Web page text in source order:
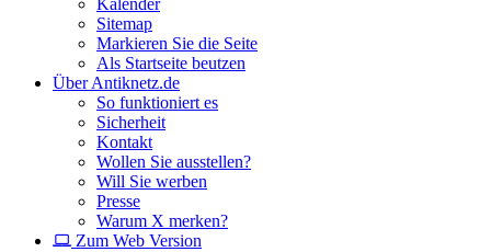
Kalender
Sitemap
Markieren Sie die Seite
Als Startseite beutzen
Über Antiknetz.de
So funktioniert es
Sicherheit
Kontakt
Wollen Sie ausstellen?
Will Sie werben
Presse
Warum X merken?
Zum Web Version